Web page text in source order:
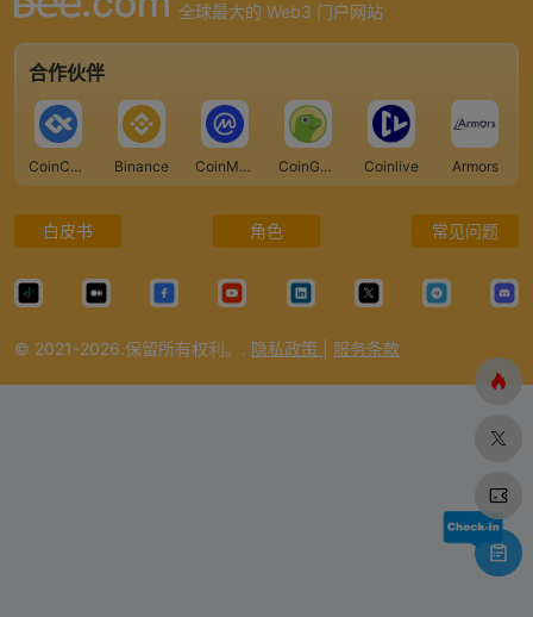
全球最大的 Web3 门户网站
合作伙伴
CoinCarp Binance CoinMarketCap CoinGecko Coinlive Armors
白皮书 角色 常见问题
© 2021-2026.保留所有权利。. 隐私政策 服务条款